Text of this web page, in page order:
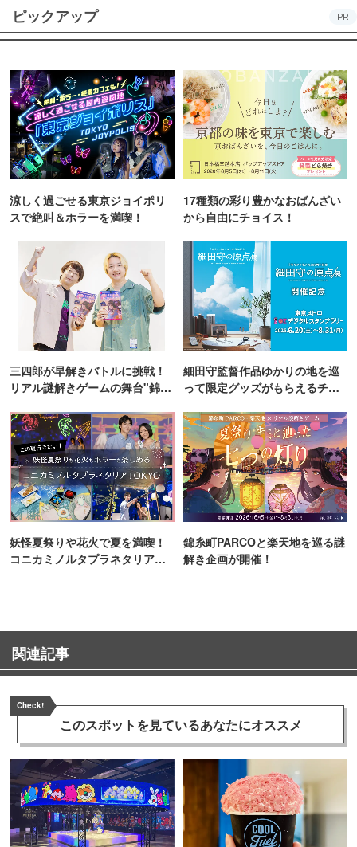
ピックアップ PR
涼しく過ごせる東京ジョイポリ
スで絶叫＆ホラーを満喫！
17種類の彩り豊かなおばんざい
から自由にチョイス！
三四郎が早解きバトルに挑戦！
リアル謎解きゲームの舞台"錦糸
細田守監督作品ゆかりの地を巡
って限定グッズがもらえるチャ
妖怪夏祭りや花火で夏を満喫！
コニカミノルタプラネタリア
錦糸町PARCOと楽天地を巡る謎
解き企画が開催！
関連記事
Check!
このスポットを見ているあなたにオススメ